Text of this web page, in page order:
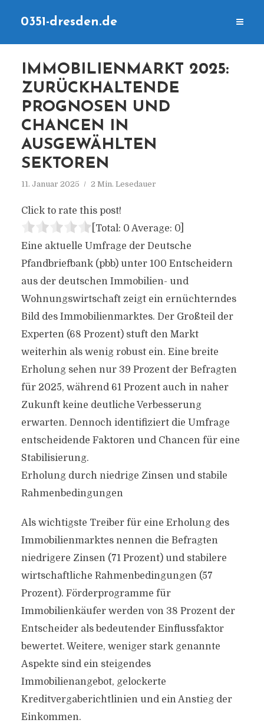
0351-dresden.de
IMMOBILIENMARKT 2025:
ZURÜCKHALTENDE
PROGNOSEN UND
CHANCEN IN
AUSGEWÄHLTEN
SEKTOREN
11. Januar 2025 2 Min. Lesedauer
Click to rate this post!
[Total: 0 Average: 0]
Eine aktuelle Umfrage der Deutsche
Pfandbriefbank (pbb) unter 100 Entscheidern
aus der deutschen Immobilien- und
Wohnungswirtschaft zeigt ein ernüchterndes
Bild des Immobilienmarktes. Der Großteil der
Experten (68 Prozent) stuft den Markt
weiterhin als wenig robust ein. Eine breite
Erholung sehen nur 39 Prozent der Befragten
für 2025, während 61 Prozent auch in naher
Zukunft keine deutliche Verbesserung
erwarten. Dennoch identifiziert die Umfrage
entscheidende Faktoren und Chancen für eine
Stabilisierung.
Erholung durch niedrige Zinsen und stabile
Rahmenbedingungen
Als wichtigste Treiber für eine Erholung des
Immobilienmarktes nennen die Befragten
niedrigere Zinsen (71 Prozent) und stabilere
wirtschaftliche Rahmenbedingungen (57
Prozent). Förderprogramme für
Immobilienkäufer werden von 38 Prozent der
Entscheider als bedeutender Einflussfaktor
bewertet. Weitere, weniger stark genannte
Aspekte sind ein steigendes
Immobilienangebot, gelockerte
Kreditvergaberichtlinien und ein Anstieg der
Einkommen.